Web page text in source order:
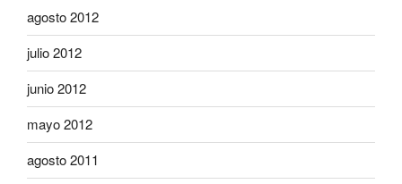
agosto 2012
julio 2012
junio 2012
mayo 2012
agosto 2011